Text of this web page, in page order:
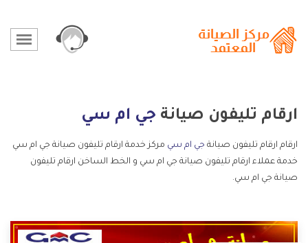
ارقام تليفون صيانة جي ام سي
ارقام ارقام تليفون صيانة جي ام سي مركز خدمة ارقام تليفون صيانة جي ام سي
خدمة عملاء ارقام تليفون صيانة جي ام سي و الخط الساخن ارقام تليفون
صيانة جي ام سي.